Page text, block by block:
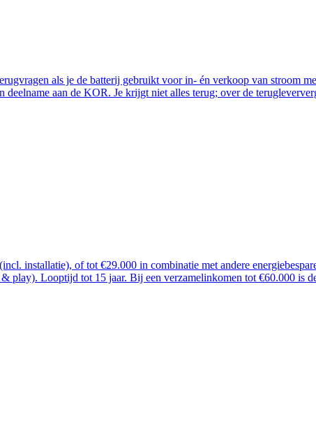
als je de batterij gebruikt voor in- én verkoop van stroom
deelname aan de KOR. Je krijgt niet alles terug; over de
installatie), of tot €29.000 in combinatie met andere
play). Looptijd tot 15 jaar. Bij een verzamelinkomen tot €60.000 is